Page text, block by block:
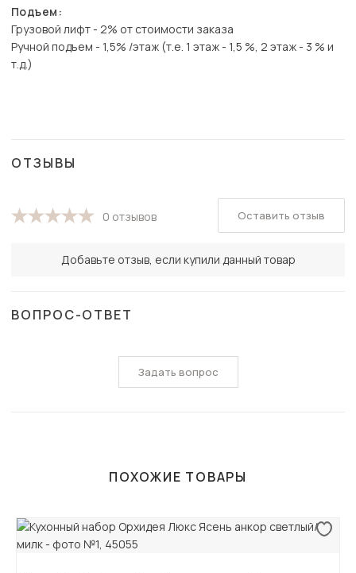
Подъем:
Грузовой лифт - 2% от стоимости заказа
Ручной подъем - 1,5% /этаж (т.е. 1 этаж - 1,5 %, 2 этаж - 3 % и
т.д.)
ОТЗЫВЫ
0 отзывов
Добавьте отзыв, если купили данный товар
Оставить отзыв
ВОПРОС-ОТВЕТ
Задать вопрос
ПОХОЖИЕ ТОВАРЫ